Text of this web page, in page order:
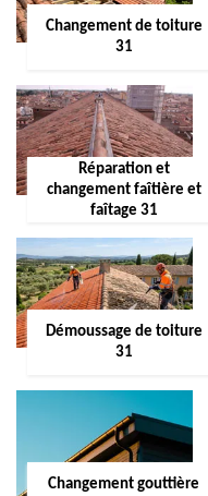
Changement de toiture
31
Réparation et
changement faîtière et
faîtage 31
Démoussage de toiture
31
Changement gouttière